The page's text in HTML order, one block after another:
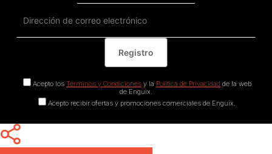
Acepto los Términos y Condicionesy la Política de Privacidad de la web
de Enguix.
Acepto recibir ofertas y promociones comerciales de Enguix.